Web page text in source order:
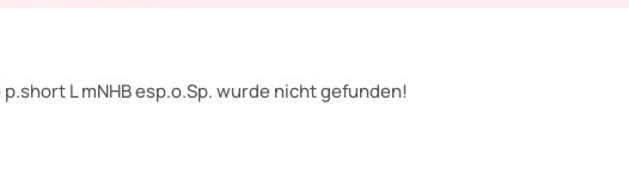
p.short L mNHB esp.o.Sp. wurde nicht gefunden!